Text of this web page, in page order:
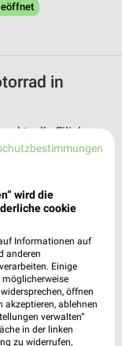
in
aktuelle Filialen
vom
und
wird die
cookie
Informationen auf
anderen
Einige
möglicherweise
öffnen
akzeptieren, ablehnen
verwalten“
in der linken
zu widerrufen,